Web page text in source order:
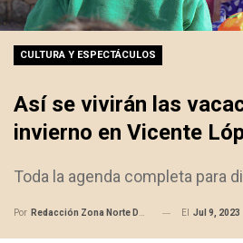
CULTURA Y ESPECTÁCULOS
Así se vivirán las
invierno en Vicente
Toda la agenda completa para
Por Redacción Zona Norte Daily El Jul 9, 2023